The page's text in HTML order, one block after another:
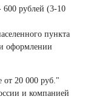
-600 рублей (3-10
пункта
оформлении
20 000 руб. "
и компанией